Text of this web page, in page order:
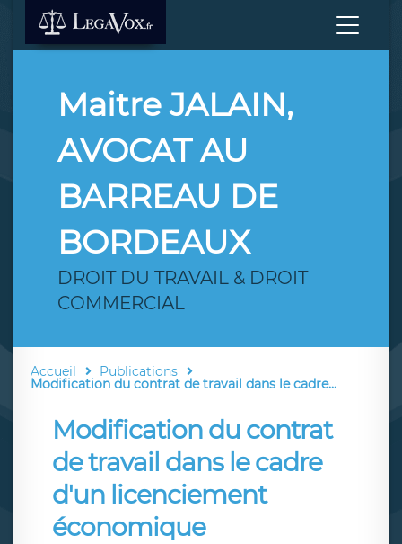
Maitre JALAIN,
AVOCAT AU
BARREAU DE
BORDEAUX
DROIT DU TRAVAIL & DROIT
COMMERCIAL
Accueil Publications
Modification du contrat de travail dans le cadre...
Modification du contrat
de travail dans le cadre
d'un licenciement
économique